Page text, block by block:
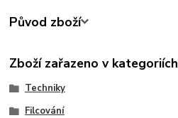
Původ zboží
Zboží zařazeno v kategoriích
Techniky
Filcování